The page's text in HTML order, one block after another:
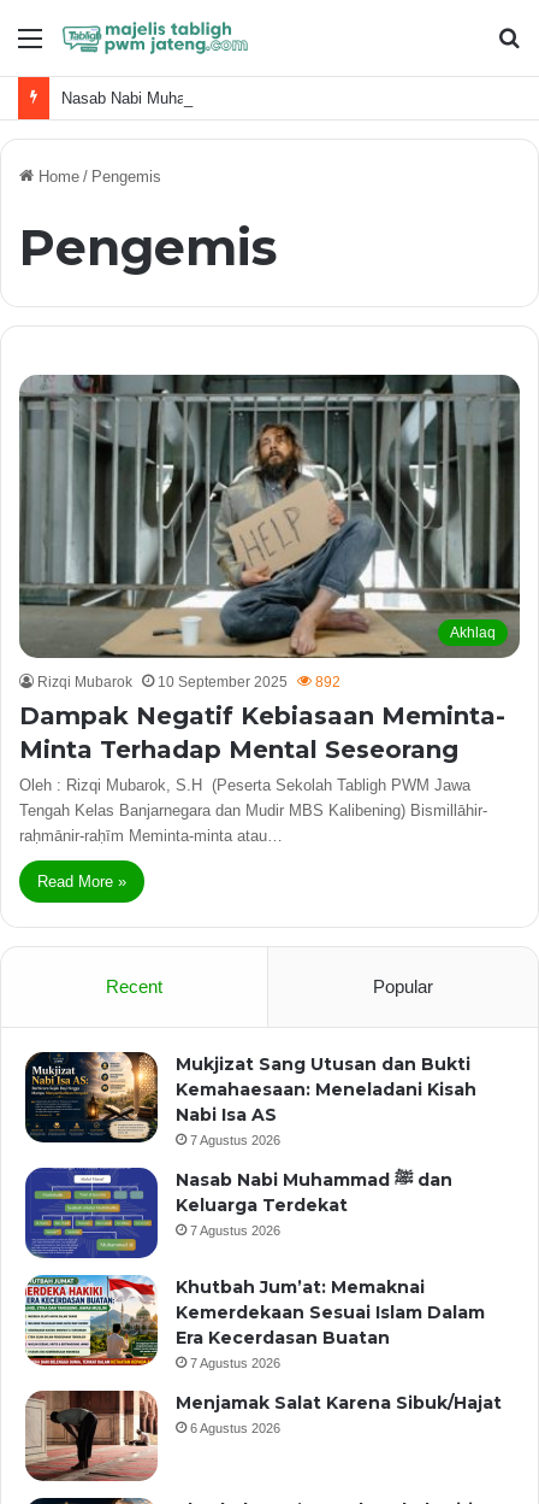
Menu
Home / Pengemis
Pengemis
Akhlaq
Rizqi Mubarok 10 September 2025 892
Dampak Negatif Kebiasaan Meminta-
Minta Terhadap Mental Seseorang
Oleh : Rizqi Mubarok, S.H (Peserta Sekolah Tabligh PWM Jawa
Tengah Kelas Banjarnegara dan Mudir MBS Kalibening) Bismillāhir-
raḥmānir-raḥīm Meminta-minta atau…
Read More »
Recent Popular
Mukjizat Sang Utusan dan Bukti
Kemahaesaan: Meneladani Kisah
Nabi Isa AS
7 Agustus 2026
Nasab Nabi Muhammad ﷺ dan
Keluarga Terdekat
7 Agustus 2026
Khutbah Jum’at: Memaknai
Kemerdekaan Sesuai Islam Dalam
Era Kecerdasan Buatan
7 Agustus 2026
Menjamak Salat Karena Sibuk/Hajat
6 Agustus 2026